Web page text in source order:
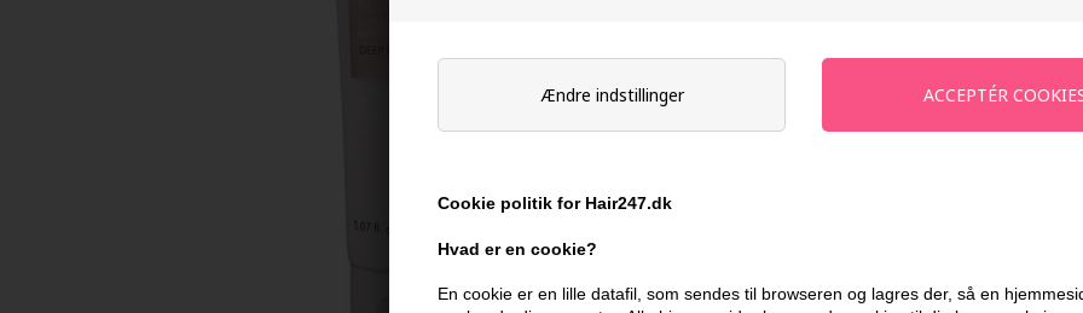
Ændre indstillinger
Cookie politik for Hair247.dk
Hvad er en cookie?
En cookie er en lille datafil, som sendes til browseren og lagres der, så en
+
På lager- Leveringstid 1-2 dage